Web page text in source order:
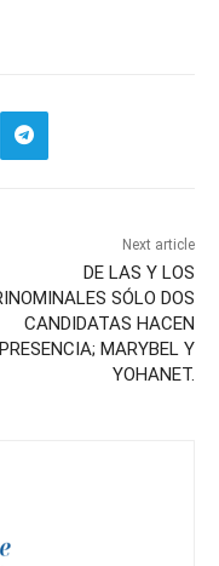
Next article
DE LAS Y LOS
SÓLO DOS
CANDIDATAS HACEN
PRESENCIA; MARYBEL Y
YOHANET.